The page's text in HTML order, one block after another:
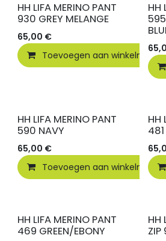
HH LIFA MERINO PANT
930 GREY MELANGE
65,00 €
Toevoegen aan
HH
HH LIFA MERINO PANT
590 NAVY
65,00 €
Toevoegen aan winkelmandje
HH
HH LIFA MERINO PANT
469 GREEN/EBONY
HH
ZIP